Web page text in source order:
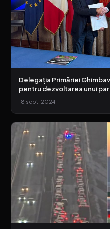
Delegația Primăriei
pentru dezvoltarea unui
18 sept. 2024